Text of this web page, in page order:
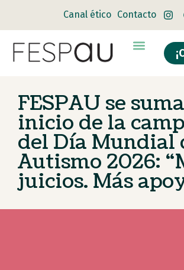
Canal ético Contacto
FESPAU se
inicio de la
del Día Mundial
Autismo 2026:
juicios. Más